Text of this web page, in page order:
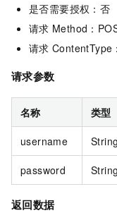
是否需要授权：否
请求 Method：
请求 ContentType
请求参数
名称 类型
username String
password String
返回数据